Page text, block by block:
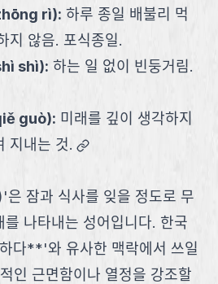
rì): 하루 종일 배불리 먹
지 않음. 포식종일.
shì): 하는 일 없이 빈둥거림.
guò): 미래를 깊이 생각하지
지내는 것.
link
잠과 식사를 잊을 정도로 무
를 나타내는 성어입니다. 한국
다**'와 유사한 맥락에서 쓰일
인 근면함이나 열정을 강조할